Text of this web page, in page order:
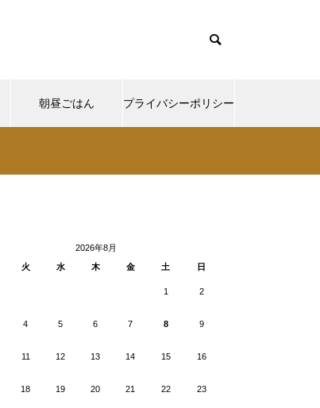
朝昼ごはん プライバシーポリシー
muum_tcd085/functions/menu.php
2026年8月
火 水 木 金 土 日
1 2
4 5 6 7 8 9
11 12 13 14 15 16
18 19 20 21 22 23